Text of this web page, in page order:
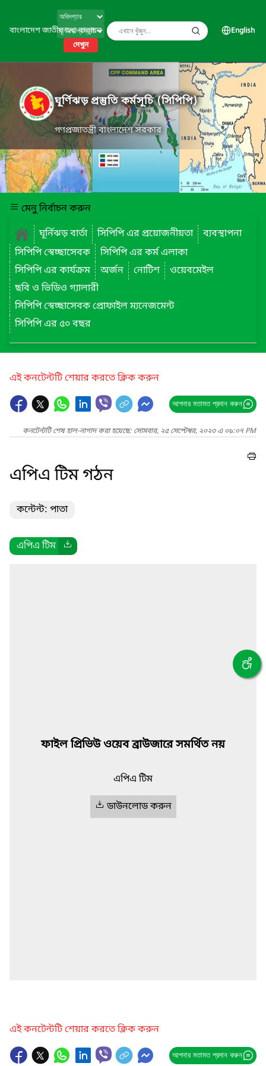
বাংলাদেশ জাতীয় তথ্য বাতায়ন
দেখুন
English
ঘূর্ণিঝড় প্রস্তুতি কর্মসূচি (সিপিপি)
গণপ্রজাতন্ত্রী বাংলাদেশ সরকার
মেনু নির্বাচন করুন
ঘূর্নিঝড় বার্তা
সিপিপি এর প্রয়োজনীয়তা
ব্যবস্থাপনা
সিপিপি স্বেচ্ছাসেবক
সিপিপি এর কর্ম এলাকা
সিপিপি এর কার্যক্রম
অর্জন নোটিশ
ওয়েবমেইল
ছবি ও ভিডিও গ্যালারী
সিপিপি স্বেচ্ছাসেবক প্রোফাইল ম্যনেজমেন্ট
সিপিপি এর ৫০ বছর
এই কনটেন্টটি শেয়ার করতে ক্লিক করুন
আপনার মতামত প্রদান করুন
কনটেন্টটি শেষ হাল-নাগাদ করা হয়েছে: সোমবার, ২৫ সেপ্টেম্বর, ২০২৩ এ ০৯:০৭ PM
এপিএ টিম গঠন
কন্টেন্ট: পাতা
এপিএ টিম
ফাইল প্রিভিউ ওয়েব ব্রাউজারে সমর্থিত নয়
এপিএ টিম
ডাউনলোড করুন
এই কনটেন্টটি শেয়ার করতে ক্লিক করুন
আপনার মতামত প্রদান করুন